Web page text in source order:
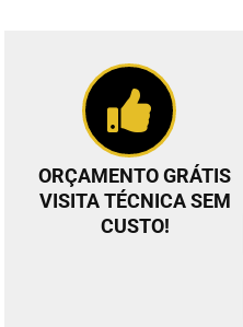
ORÇAMENTO GRÁTIS
VISITA TÉCNICA SEM
CUSTO!